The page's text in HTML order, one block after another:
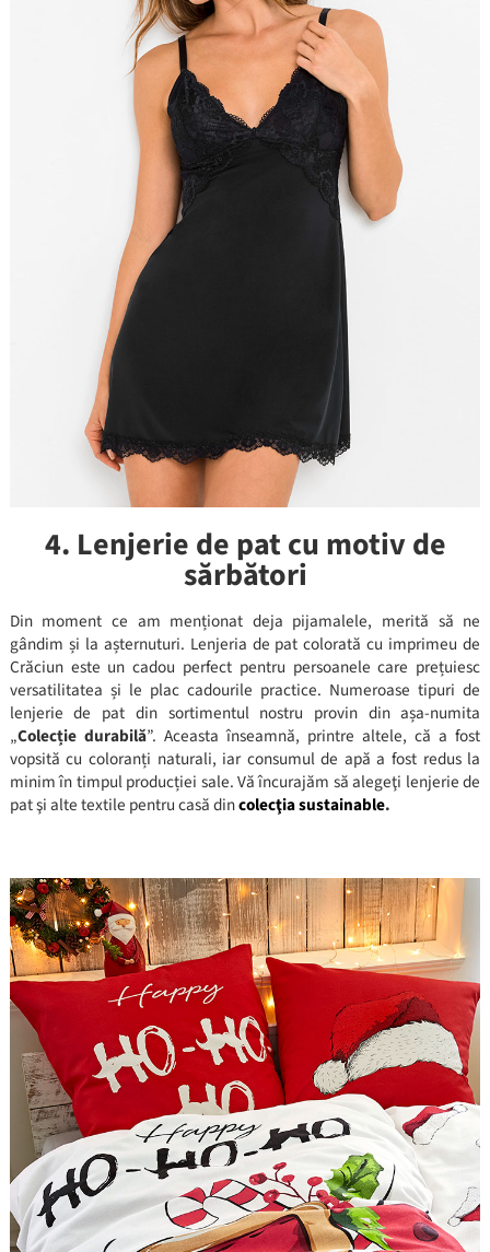
4. Lenjerie de pat cu motiv de
sărbători
Din moment ce am menționat deja pijamalele, merită să ne
gândim și la așternuturi. Lenjeria de pat colorată cu imprimeu de
Crăciun este un cadou perfect pentru persoanele care prețuiesc
versatilitatea și le plac cadourile practice. Numeroase tipuri de
lenjerie de pat din sortimentul nostru provin din așa-numita
„Colecție durabilă”. Aceasta înseamnă, printre altele, că a fost
vopsită cu coloranți naturali, iar consumul de apă a fost redus la
minim în timpul producției sale. Vă încurajăm să alegeţi lenjerie de
pat şi alte textile pentru casă dincolecţiasustainable.